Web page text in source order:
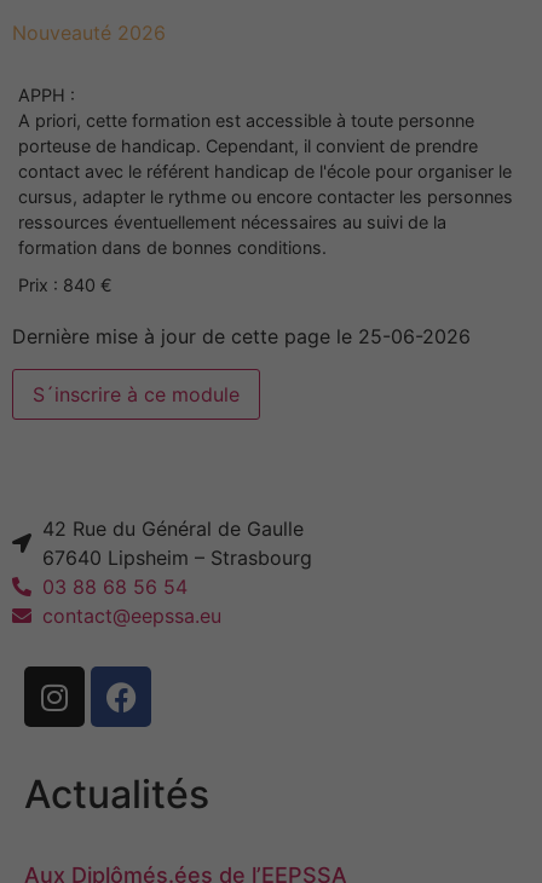
Nouveauté 2026
APPH :
A priori, cette formation est accessible à toute personne
porteuse de handicap. Cependant, il convient de prendre
contact avec le référent handicap de l'école pour organiser le
cursus, adapter le rythme ou encore contacter les personnes
ressources éventuellement nécessaires au suivi de la
formation dans de bonnes conditions.
Prix : 840 €
Dernière mise à jour de cette page le 25-06-2026
42 Rue du Général de Gaulle
67640 Lipsheim – Strasbourg
03 88 68 56 54
contact@eepssa.eu
Actualités
Aux Diplômés.ées de l’EEPSSA